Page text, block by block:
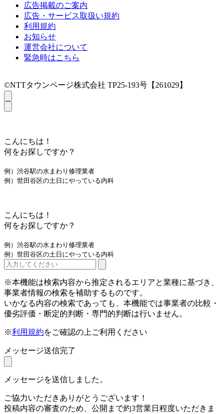
広告掲載のご案内
広告・サービス取扱い規約
利用規約
お知らせ
運営会社について
緊急時はこちら
©NTTタウンページ株式会社 TP25-193号【261029】
こんにちは！
何をお探しですか？
例）渋谷駅の水まわり修理業者
例）世田谷区の土日にやっている内科
こんにちは！
何をお探しですか？
例）渋谷駅の水まわり修理業者
例）世田谷区の土日にやっている内科
※本機能は検索内容から推定されるエリアと業種に基づき、
事業者情報の検索を補助するものです。
いかなる内容の検索であっても、本機能では事業者の比較・
優劣評価・断定的判断・専門的判断は行いません。
※利用規約をご確認の上ご利用ください
メッセージ送信完了
メッセージを送信しました。
ご協力いただきありがとうございます！
投稿内容の審査のため、公開まで約3営業日程度いただきま